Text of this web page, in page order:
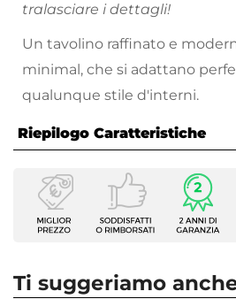
tralasciare i dettagli!
Un tavolino raffinato e
minimal, che si adattano
qualunque stile d'interni.
Riepilogo Caratteristiche
Caratteristiche
Tipologia
Tavolino
Ti suggeriamo